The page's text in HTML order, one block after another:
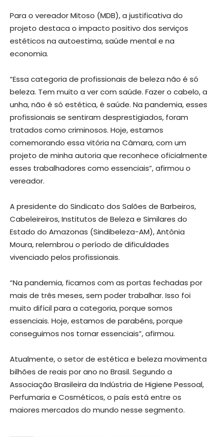
Para o vereador Mitoso (MDB), a justificativa do
projeto destaca o impacto positivo dos serviços
estéticos na autoestima, saúde mental e na
economia.
“Essa categoria de profissionais de beleza não é só
beleza. Tem muito a ver com saúde. Fazer o cabelo, a
unha, não é só estética, é saúde. Na pandemia, esses
profissionais se sentiram desprestigiados, foram
tratados como criminosos. Hoje, estamos
comemorando essa vitória na Câmara, com um
projeto de minha autoria que reconhece oficialmente
esses trabalhadores como essenciais”, afirmou o
vereador.
A presidente do Sindicato dos Salões de Barbeiros,
Cabeleireiros, Institutos de Beleza e Similares do
Estado do Amazonas (Sindibeleza-AM), Antônia
Moura, relembrou o período de dificuldades
vivenciado pelos profissionais.
“Na pandemia, ficamos com as portas fechadas por
mais de três meses, sem poder trabalhar. Isso foi
muito difícil para a categoria, porque somos
essenciais. Hoje, estamos de parabéns, porque
conseguimos nos tornar essenciais”, afirmou.
Atualmente, o setor de estética e beleza movimenta
bilhões de reais por ano no Brasil. Segundo a
Associação Brasileira da Indústria de Higiene Pessoal,
Perfumaria e Cosméticos, o país está entre os
maiores mercados do mundo nesse segmento.